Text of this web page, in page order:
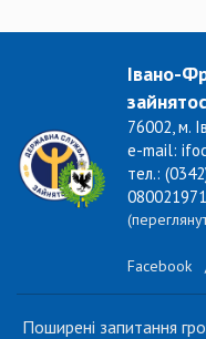
Івано-
76002, м.
e-mail:
тел.:
Facebook
Поширені запитання